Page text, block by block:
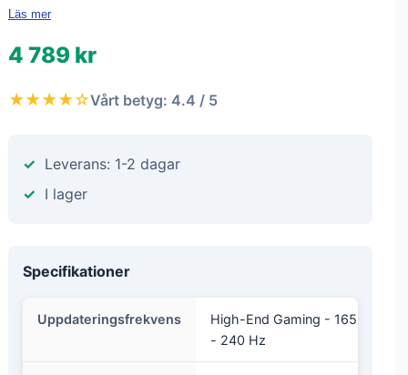
Läs mer
4 789 kr
★★★★☆Vårt betyg: 4.4 / 5
Leverans: 1-2 dagar
I lager
Specifikationer
Uppdateringsfrekvens
High-End Gaming - 165
- 240 Hz